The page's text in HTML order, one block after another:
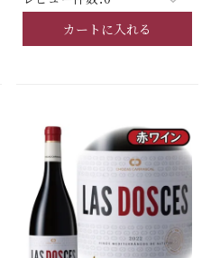
カートに入れる